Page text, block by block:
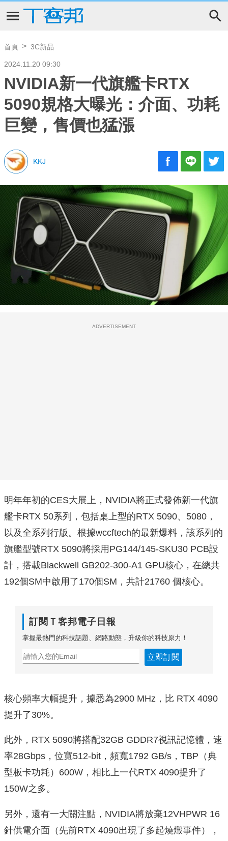
首頁 3C新品
2024.11.20 09:30
NVIDIA新一代旗艦卡RTX
5090規格大曝光：介面、功耗
巨變，售價也猛漲
KKJ
ADVERTISEMENT
明年年初的CES大展上，NVIDIA將正式發佈新一代旗
艦卡RTX 50系列，包括桌上型的RTX 5090、5080，
以及全系列行版。根據wccftech的最新爆料，該系列的
旗艦型號RTX 5090將採用PG144/145-SKU30 PCB設
計，搭載Blackwell GB202-300-A1 GPU核心，在總共
192個SM中啟用了170個SM，共計21760 個核心。
訂閱Ｔ客邦電子日報
掌握最熱門的科技話題、網路動態，升級你的科技原力！
立即訂閱
核心頻率大幅提升，據悉為2900 MHz，比 RTX 4090
提升了30%。
此外，RTX 5090將搭配32GB GDDR7視訊記憶體，速
率28Gbps，位寬512-bit，頻寬1792 GB/s，TBP（典
型板卡功耗）600W，相比上一代RTX 4090提升了
150W之多。
另外，還有一大關注點，NVIDIA將放棄12VHPWR 16
針供電介面（先前RTX 4090出現了多起燒燬事件），